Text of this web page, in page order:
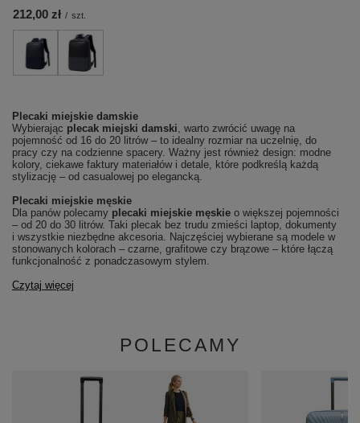
212,00 zł / szt.
Plecaki miejskie damskie
Wybierając plecak miejski damski , warto zwrócić uwagę na
pojemność od 16 do 20 litrów – to idealny rozmiar na uczelnię, do
pracy czy na codzienne spacery. Ważny jest również design: modne
kolory, ciekawe faktury materiałów i detale, które podkreślą każdą
stylizację – od casualowej po elegancką.
Plecaki miejskie męskie
Dla panów polecamy plecaki miejskie męskie o większej pojemności
– od 20 do 30 litrów. Taki plecak bez trudu zmieści laptop, dokumenty
i wszystkie niezbędne akcesoria. Najczęściej wybierane są modele w
stonowanych kolorach – czarne, grafitowe czy brązowe – które łączą
funkcjonalność z ponadczasowym stylem.
Czytaj więcej
POLECAMY